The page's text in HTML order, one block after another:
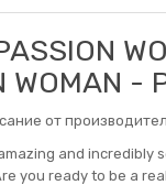
WOMAN -
от
and incredibly
you ready to be a